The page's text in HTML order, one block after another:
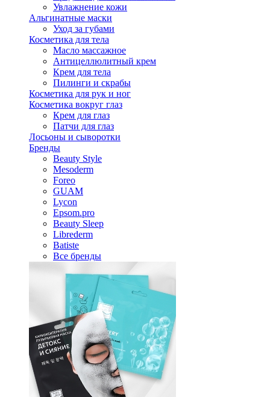
Увлажнение кожи
Альгинатные маски
Уход за губами
Косметика для тела
Масло массажное
Антицеллюлитный крем
Крем для тела
Пилинги и скрабы
Косметика для рук и ног
Косметика вокруг глаз
Крем для глаз
Патчи для глаз
Лосьоны и сыворотки
Бренды
Beauty Style
Mesoderm
Foreo
GUAM
Lycon
Epsom.pro
Beauty Sleep
Librederm
Batiste
Все бренды